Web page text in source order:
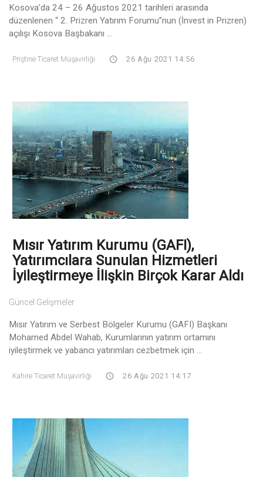
Kosova’da 24 – 26 Ağustos 2021 tarihleri arasında
düzenlenen “ 2. Prizren Yatırım Forumu”nun (İnvest in Prizren)
açılışı Kosova Başbakanı ...
Priştine Ticaret Müşavirliği 26 Ağu 2021 14:56
Mısır Yatırım Kurumu (GAFI),
Yatırımcılara Sunulan Hizmetleri
İyileştirmeye İlişkin Birçok Karar Aldı
Güncel Gelişmeler
Mısır Yatırım ve Serbest Bölgeler Kurumu (GAFI) Başkanı
Mohamed Abdel Wahab, Kurumlarının yatırım ortamını
iyileştirmek ve yabancı yatırımları cezbetmek için ...
Kahire Ticaret Müşavirliği 26 Ağu 2021 14:17